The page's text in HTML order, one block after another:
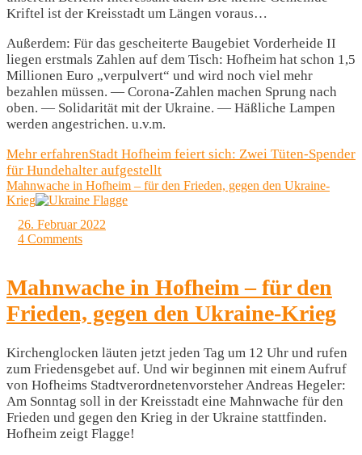
Kriftel ist der Kreisstadt um Längen voraus…
Außerdem: Für das gescheiterte Baugebiet Vorderheide II
liegen erstmals Zahlen auf dem Tisch: Hofheim hat schon 1,5
Millionen Euro „verpulvert“ und wird noch viel mehr
bezahlen müssen. — Corona-Zahlen machen Sprung nach
oben. — Solidarität mit der Ukraine. — Häßliche Lampen
werden angestrichen. u.v.m.
Mehr erfahrenStadt Hofheim feiert sich: Zwei Tüten-Spender
für Hundehalter aufgestellt
Mahnwache in Hofheim – für den Frieden, gegen den Ukraine-
Krieg
26. Februar 2022
4 Comments
Mahnwache in Hofheim – für den
Frieden, gegen den Ukraine-Krieg
Kirchenglocken läuten jetzt jeden Tag um 12 Uhr und rufen
zum Friedensgebet auf. Und wir beginnen mit einem Aufruf
von Hofheims Stadtverordnetenvorsteher Andreas Hegeler:
Am Sonntag soll in der Kreisstadt eine Mahnwache für den
Frieden und gegen den Krieg in der Ukraine stattfinden.
Hofheim zeigt Flagge!